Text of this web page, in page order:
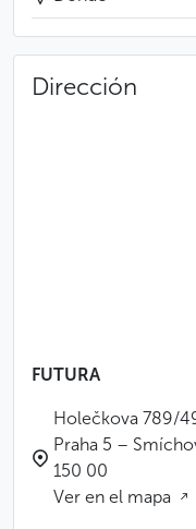
Dirección
FUTURA
Holečkova 789/
Praha 5 –
150 00
Ver en el mapa